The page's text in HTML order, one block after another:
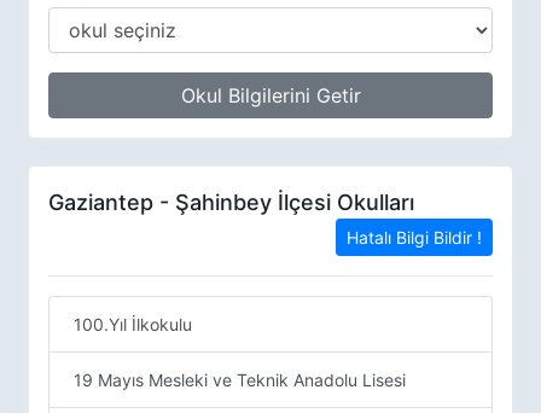
Okul Bilgilerini Getir
Gaziantep - Şahinbey İlçesi Okulları
Hatalı Bilgi Bildir !
100.Yıl İlkokulu
19 Mayıs Mesleki ve Teknik Anadolu Lisesi